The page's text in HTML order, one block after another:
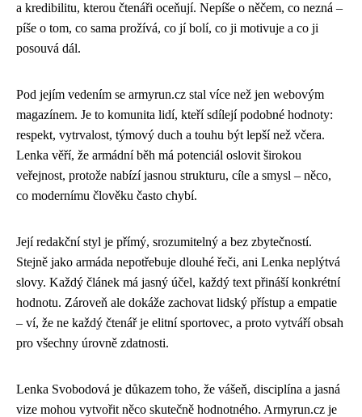
a kredibilitu, kterou čtenáři oceňují. Nepíše o něčem, co nezná –
píše o tom, co sama prožívá, co jí bolí, co ji motivuje a co ji
posouvá dál.
Pod jejím vedením se armyrun.cz stal více než jen webovým
magazínem. Je to komunita lidí, kteří sdílejí podobné hodnoty:
respekt, vytrvalost, týmový duch a touhu být lepší než včera.
Lenka věří, že armádní běh má potenciál oslovit širokou
veřejnost, protože nabízí jasnou strukturu, cíle a smysl – něco,
co modernímu člověku často chybí.
Její redakční styl je přímý, srozumitelný a bez zbytečností.
Stejně jako armáda nepotřebuje dlouhé řeči, ani Lenka neplýtvá
slovy. Každý článek má jasný účel, každý text přináší konkrétní
hodnotu. Zároveň ale dokáže zachovat lidský přístup a empatie
– ví, že ne každý čtenář je elitní sportovec, a proto vytváří obsah
pro všechny úrovně zdatnosti.
Lenka Svobodová je důkazem toho, že vášeň, disciplína a jasná
vize mohou vytvořit něco skutečně hodnotného. Armyrun.cz je